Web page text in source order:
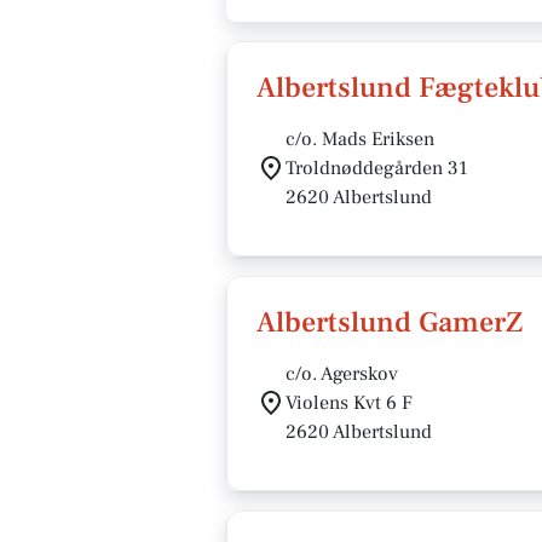
Albertslund
c/o. Mads Eriksen
Troldnøddegården 31
2620 Albertslund
Albertslund GamerZ
c/o. Agerskov
Violens Kvt 6 F
2620 Albertslund